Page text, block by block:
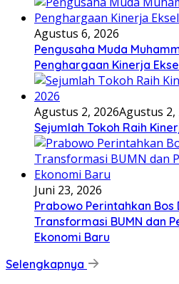
Agustus 6, 2026
Pengusaha Muda
Penghargaan Kinerja
Agustus 2, 2026Agustus 2,
Sejumlah Tokoh Raih
Juni 23, 2026
Prabowo Perintahkan
Transformasi BUMN dan
Ekonomi Baru
Selengkapnya